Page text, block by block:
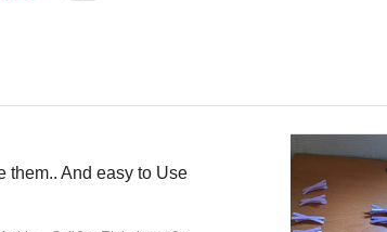
them.. And easy to Use